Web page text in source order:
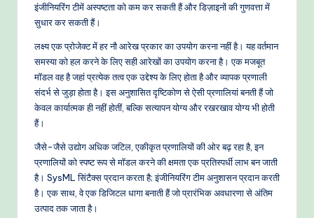
इंजीनियरिंग टीमें अस्पष्टता को कम कर सकती हैं और डिज़ाइनों की गुणवत्ता में
सुधार कर सकती हैं।
लक्ष्य एक प्रोजेक्ट में हर नौ आरेख प्रकार का उपयोग करना नहीं है। यह वर्तमान
समस्या को हल करने के लिए सही आरेखों का उपयोग करना है। एक मजबूत
मॉडल वह है जहां प्रत्येक तत्व एक उद्देश्य के लिए होता है और व्यापक प्रणाली
संदर्भ से जुड़ा होता है। इस अनुशासित दृष्टिकोण से ऐसी प्रणालियां बनती हैं जो
केवल कार्यात्मक ही नहीं होतीं, बल्कि सत्यापन योग्य और रखरखाव योग्य भी होती
हैं।
जैसे-जैसे उद्योग अधिक जटिल, एकीकृत प्रणालियों की ओर बढ़ रहा है, इन
प्रणालियों को स्पष्ट रूप से मॉडल करने की क्षमता एक प्रतिस्पर्धी लाभ बन जाती
है। SysML सिंटैक्स प्रदान करता है; इंजीनियरिंग टीम अनुशासन प्रदान करती
है। एक साथ, वे एक डिजिटल धागा बनाती हैं जो प्रारंभिक अवधारणा से अंतिम
उत्पाद तक जाता है।